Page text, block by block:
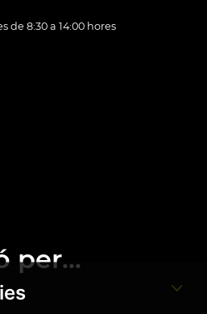
de 8:30 a 14:00 hores
per...